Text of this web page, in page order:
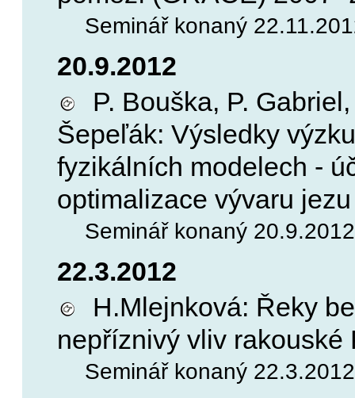
Seminář konaný
20.9.2012
P. Bouška, P.
Šepeľák: Výsledky
fyzikálních modelech -
optimalizace vývaru jezu
Seminář konaný
22.3.2012
H.Mlejnková: Řeky
nepříznivý vliv
Seminář konaný